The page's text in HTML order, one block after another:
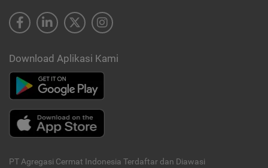
Download Aplikasi Kami
PT Agregasi Cermat Indonesia Terdaftar dan Diawasi